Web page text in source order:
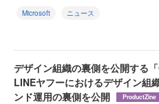
Microsoft ニュース
デザイン組織の裏側を公開する
LINEヤフーにおけるデザイン組
ンド運用の裏側を公開
ProductZine